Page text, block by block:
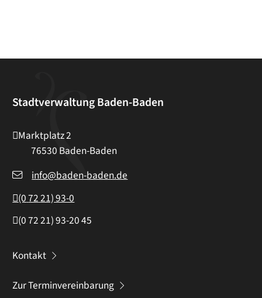
Stadtverwaltung Baden-Baden
Marktplatz 2
76530 Baden-Baden
info@baden-baden.de
(07221) 93-0
(07221) 93-2045
Kontakt
Zur Terminvereinbarung